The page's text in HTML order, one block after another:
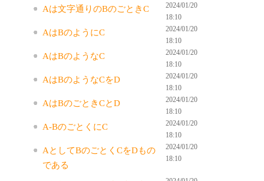
Aは文字通りのBのごときC
2024/01/20
18:10
AはBのようにC
2024/01/20
18:10
AはBのようなC
2024/01/20
18:10
AはBのようなCをD
2024/01/20
18:10
AはBのごときCとD
2024/01/20
18:10
A-BのごとくにC
2024/01/20
18:10
AとしてBのごとくCをDもの
である
2024/01/20
18:10